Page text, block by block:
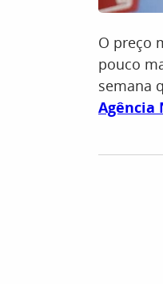
O preço
pouco
semana
Agência